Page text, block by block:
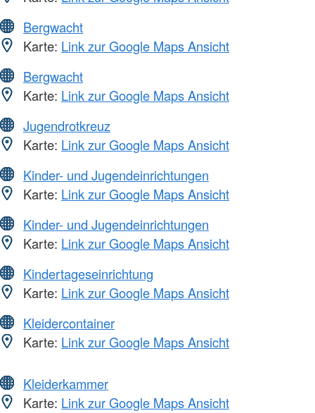
Bergwacht
Karte: Link zur Google Maps Ansicht
Bergwacht
Karte: Link zur Google Maps Ansicht
Jugendrotkreuz
Karte: Link zur Google Maps Ansicht
Kinder- und Jugendeinrichtungen
Karte: Link zur Google Maps Ansicht
Kinder- und Jugendeinrichtungen
Karte: Link zur Google Maps Ansicht
Kindertageseinrichtung
Karte: Link zur Google Maps Ansicht
Kleidercontainer
Karte: Link zur Google Maps Ansicht
Kleiderkammer
Karte: Link zur Google Maps Ansicht